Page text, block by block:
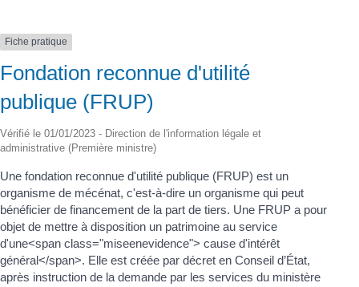
Fiche pratique
Fondation reconnue d'utilité
publique (FRUP)
Vérifié le 01/01/2023 - Direction de l'information légale et
administrative (Première ministre)
Une fondation reconnue d'utilité publique (FRUP) est un
organisme de mécénat, c'est-à-dire un organisme qui peut
bénéficier de financement de la part de tiers. Une FRUP a pour
objet de mettre à disposition un patrimoine au service
d'une<span class="miseenevidence"> cause d'intérêt
général</span>. Elle est créée par décret en Conseil d’État,
après instruction de la demande par les services du ministère